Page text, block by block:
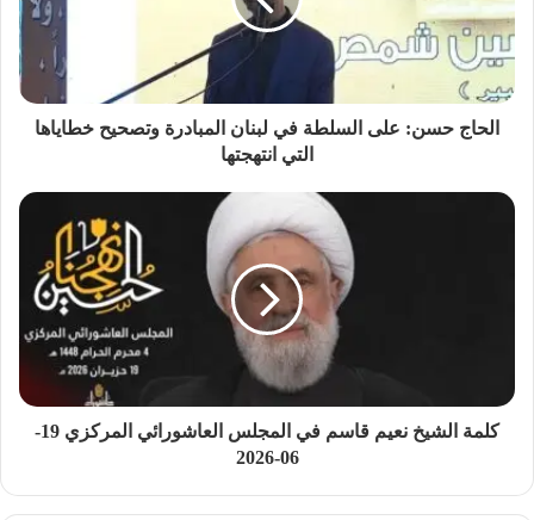
الحاج حسن: على السلطة في لبنان المبادرة وتصحيح خطاياها
التي انتهجتها
كلمة الشيخ نعيم قاسم في المجلس العاشورائي المركزي 19-
06-2026